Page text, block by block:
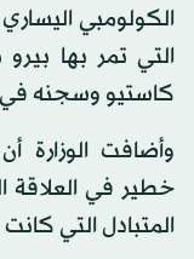
الكولومبي
التي تمر بها
كاستيو وسجنه في
وأضافت الوزارة
خطير في العلاقة
المتبادل التي